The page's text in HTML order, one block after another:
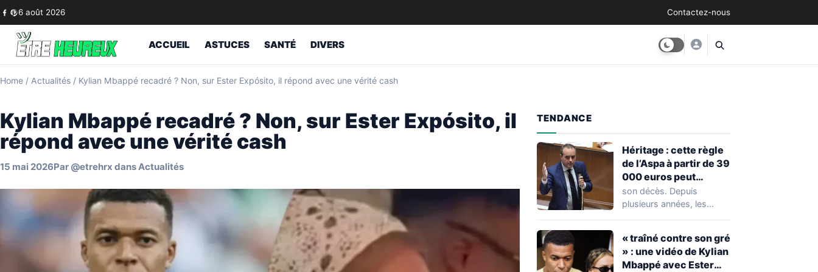
Skip to content
6 août 2026 Contactez-nous
ACCUEIL ASTUCES SANTÉ DIVERS
Home / Actualités / Kylian Mbappé recadré ? Non, sur Ester Expósito, il répond avec une vérité cash
Kylian Mbappé recadré ? Non, sur Ester Expósito, il
répond avec une vérité cash
15 mai 2026Par @etrehrx dansActualités
TENDANCE
Héritage : cette règle
de l’Aspa à partir de 39
000 euros peut
réserver une
mauvaise surprise à
son décès. Depuis
plusieurs années, les
concernant le seuil…
« traîné contre son gré
» : une vidéo de Kylian
Mbappé avec Ester